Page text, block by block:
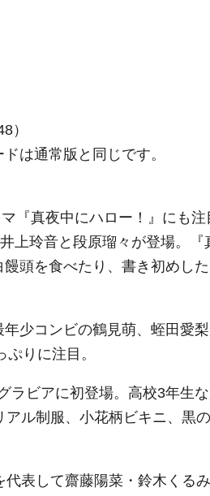
）
は通常版と同じです。
『真夜中にハロー！』にも
上玲音と段原瑠々が登場。
頭を食べたり、書き初めし
少コンビの鶴見萌、蛭田愛
りに注目。
ラビアに初登場。高校3年生
ル制服、小花柄ビキニ、黒
表して齋藤陽菜・鈴木くる